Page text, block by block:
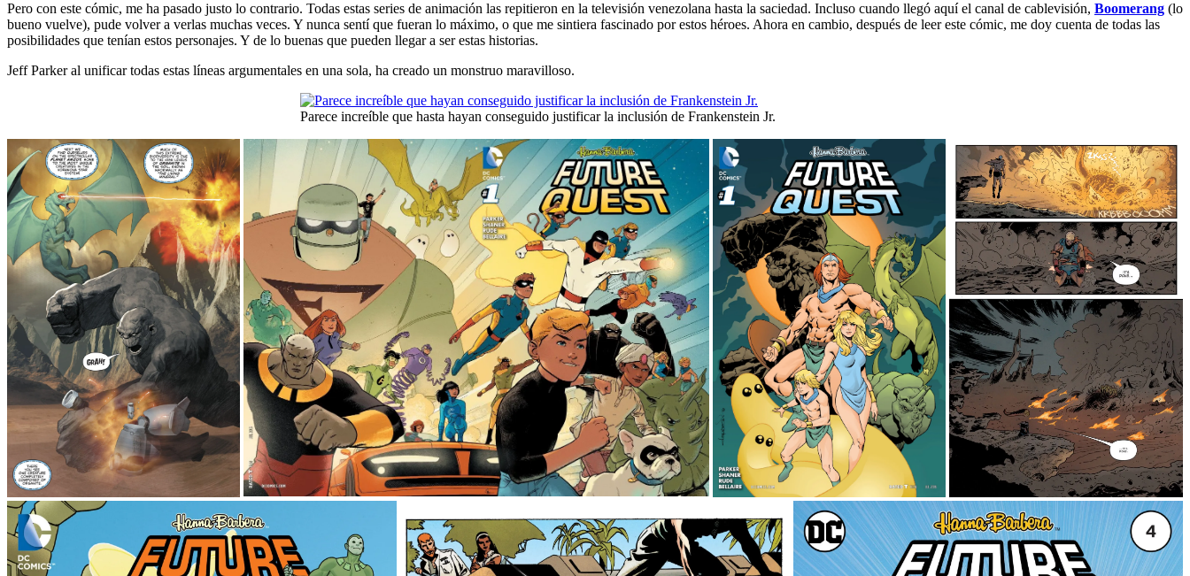
Pero con este cómic, me ha pasado justo lo contrario. Todas estas series de animación las repitieron en la televisión venezolana hasta la saciedad. Incluso cuando llegó aquí el canal de cablevisión, Boomerang (lo
bueno vuelve), pude volver a verlas muchas veces. Y nunca sentí que fueran lo máximo, o que me sintiera fascinado por estos héroes. Ahora en cambio, después de leer este cómic, me doy cuenta de todas las
posibilidades que tenían estos personajes. Y de lo buenas que pueden llegar a ser estas historias.
Jeff Parker al unificar todas estas líneas argumentales en una sola, ha creado un monstruo maravilloso.
Parece increíble que hasta hayan conseguido justificar la inclusión de Frankenstein Jr.